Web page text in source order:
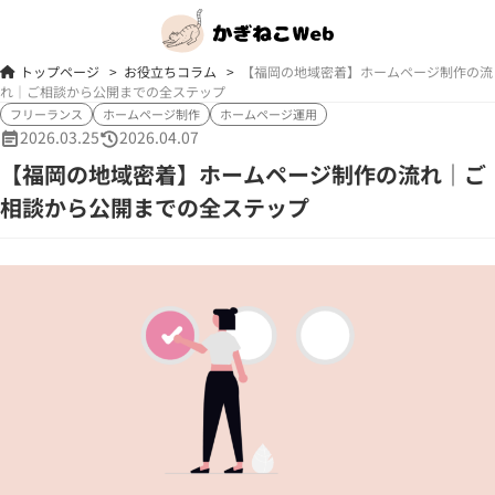
トップページ > お役立ちコラム >
【福岡の地域密着】ホームページ制作の流
れ｜ご相談から公開までの全ステップ
2026.03.25 2026.04.07
フリーランス ホームページ制作 ホームページ運用
【福岡の地域密着】ホームページ制作の流れ｜ご
相談から公開までの全ステップ